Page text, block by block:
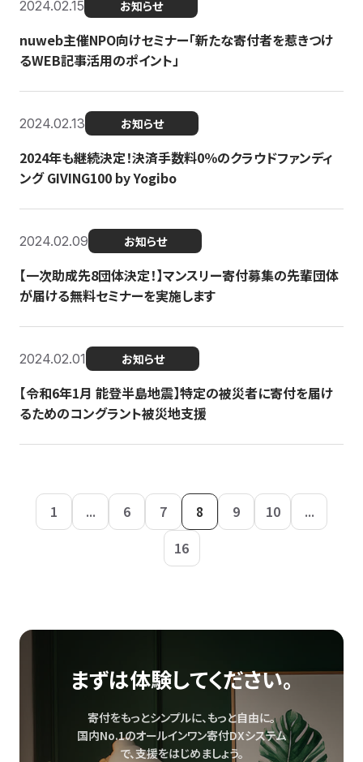
2024.02.15 お知らせ
nuweb主催NPO向けセミナー「新たな寄付者を惹きつけ
るWEB記事活用のポイント」
2024.02.13 お知らせ
2024年も継続決定！決済手数料0％のクラウドファンディ
ング GIVING100 by Yogibo
2024.02.09 お知らせ
【一次助成先8団体決定！】マンスリー寄付募集の先輩団体
が届ける無料セミナーを実施します
2024.02.01 お知らせ
【令和6年1月 能登半島地震】特定の被災者に寄付を届け
るためのコングラント被災地支援
1 ... 6 7 8 9 10
...
16
まずは体験してください。
寄付をもっとシンプルに、もっと自由に。
国内No.1のオールインワン寄付DXシステム
で、支援をはじめましょう。